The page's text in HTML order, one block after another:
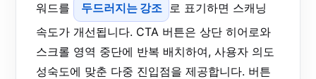
워드를
두드러지는 강조 로 표기하면 스캐닝
속도가 개선됩니다. CTA 버튼은 상단 히어로와
스크롤 영역 중단에 반복 배치하여, 사용자 의도
성숙도에 맞춘 다중 진입점을 제공합니다. 버튼